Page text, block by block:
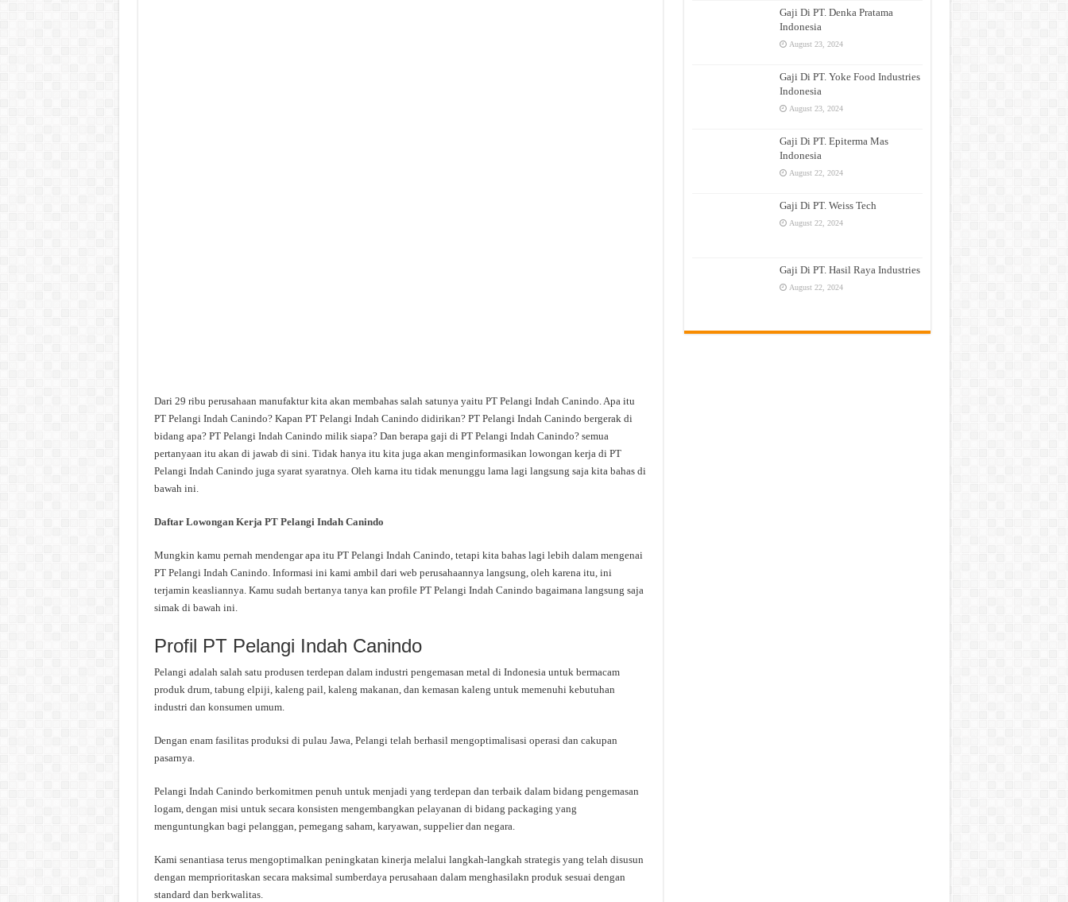
Dari 29 ribu perusahaan manufaktur kita akan membahas salah satunya yaitu PT Pelangi Indah Canindo. Apa itu
PT Pelangi Indah Canindo? Kapan PT Pelangi Indah Canindo didirikan? PT Pelangi Indah Canindo bergerak di
bidang apa? PT Pelangi Indah Canindo milik siapa? Dan berapa gaji di PT Pelangi Indah Canindo? semua
pertanyaan itu akan di jawab di sini. Tidak hanya itu kita juga akan menginformasikan lowongan kerja di PT
Pelangi Indah Canindo juga syarat syaratnya. Oleh karna itu tidak menunggu lama lagi langsung saja kita bahas di
bawah ini.
Daftar Lowongan Kerja PT Pelangi Indah Canindo
Mungkin kamu pernah mendengar apa itu PT Pelangi Indah Canindo, tetapi kita bahas lagi lebih dalam mengenai
PT Pelangi Indah Canindo. Informasi ini kami ambil dari web perusahaannya langsung, oleh karena itu, ini
terjamin keasliannya. Kamu sudah bertanya tanya kan profile PT Pelangi Indah Canindo bagaimana langsung saja
simak di bawah ini.
Profil PT Pelangi Indah Canindo
Pelangi adalah salah satu produsen terdepan dalam industri pengemasan metal di Indonesia untuk bermacam
produk drum, tabung elpiji, kaleng pail, kaleng makanan, dan kemasan kaleng untuk memenuhi kebutuhan
industri dan konsumen umum.
Dengan enam fasilitas produksi di pulau Jawa, Pelangi telah berhasil mengoptimalisasi operasi dan cakupan
pasarnya.
Pelangi Indah Canindo berkomitmen penuh untuk menjadi yang terdepan dan terbaik dalam bidang pengemasan
logam, dengan misi untuk secara konsisten mengembangkan pelayanan di bidang packaging yang
menguntungkan bagi pelanggan, pemegang saham, karyawan, suppelier dan negara.
Kami senantiasa terus mengoptimalkan peningkatan kinerja melalui langkah-langkah strategis yang telah disusun
dengan memprioritaskan secara maksimal sumberdaya perusahaan dalam menghasilakn produk sesuai dengan
standard dan berkwalitas.
Gaji Di PT. Denka Pratama
Indonesia
August 23, 2024
Gaji Di PT. Yoke Food Industries
Indonesia
August 23, 2024
Gaji Di PT. Epiterma Mas
Indonesia
August 22, 2024
Gaji Di PT. Weiss Tech
August 22, 2024
Gaji Di PT. Hasil Raya Industries
August 22, 2024